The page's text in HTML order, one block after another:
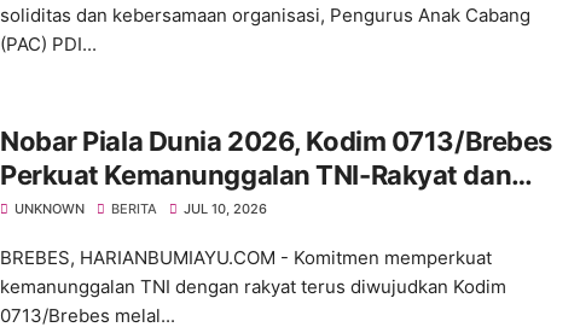
soliditas dan kebersamaan organisasi, Pengurus Anak Cabang
(PAC) PDI...
Nobar Piala Dunia 2026, Kodim 0713/Brebes
Perkuat Kemanunggalan TNI-Rakyat dan
Bangun Ruang Komunikasi Sosial
UNKNOWN BERITA JUL 10, 2026
BREBES, HARIANBUMIAYU.COM - Komitmen memperkuat
kemanunggalan TNI dengan rakyat terus diwujudkan Kodim
0713/Brebes melal...